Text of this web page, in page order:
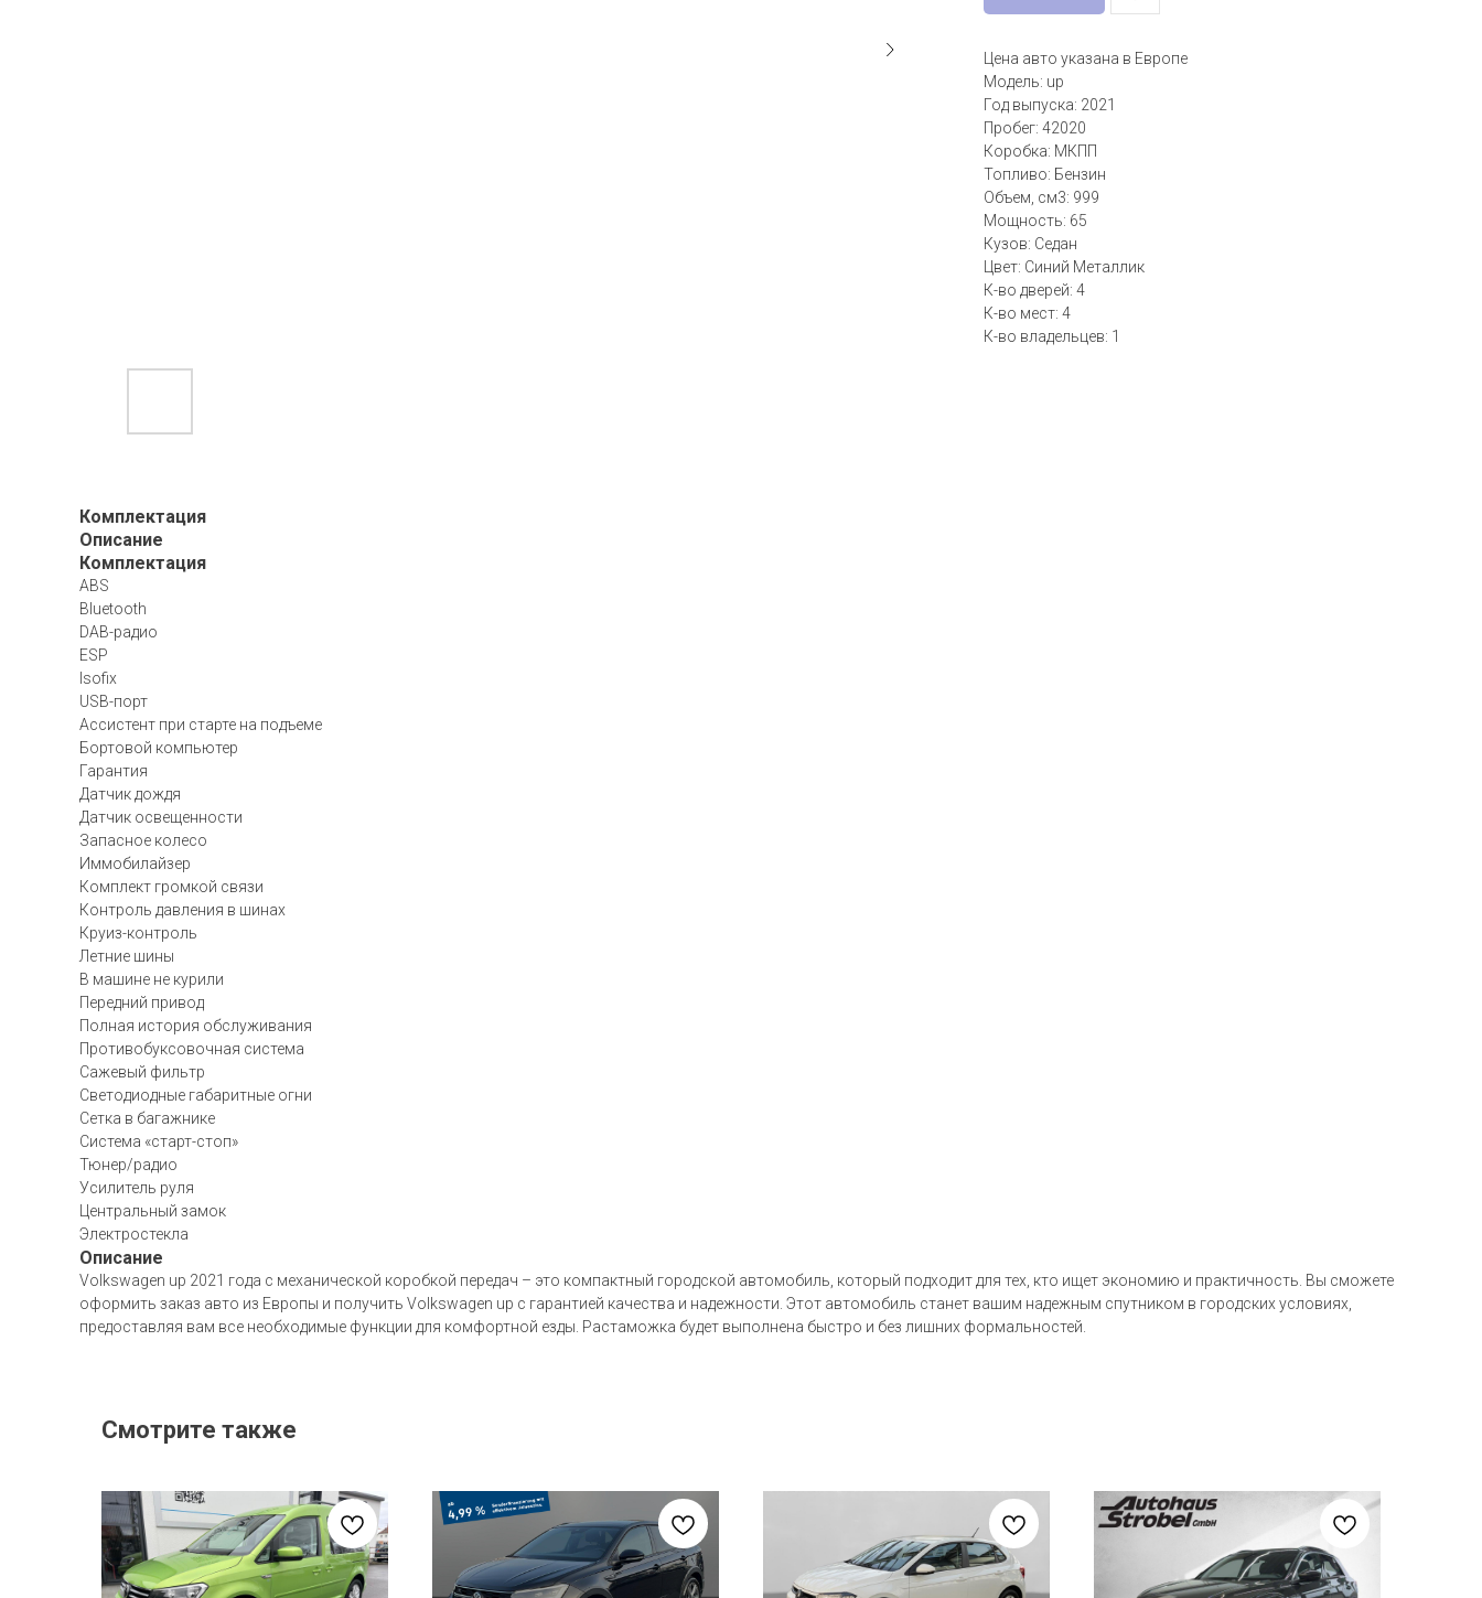
Цена авто указана в Европе
Модель: up
Год выпуска: 2021
Пробег: 42020
Коробка: МКПП
Топливо: Бензин
Объем, см3: 999
Мощность: 65
Кузов: Седан
Цвет: Синий Металлик
К-во дверей: 4
К-во мест: 4
К-во владельцев: 1
Комплектация
Описание
Комплектация
ABS
Bluetooth
DAB-радио
ESP
Isofix
USB-порт
Ассистент при старте на подъеме
Бортовой компьютер
Гарантия
Датчик дождя
Датчик освещенности
Запасное колесо
Иммобилайзер
Комплект громкой связи
Контроль давления в шинах
Круиз-контроль
Летние шины
В машине не курили
Передний привод
Полная история обслуживания
Противобуксовочная система
Сажевый фильтр
Светодиодные габаритные огни
Сетка в багажнике
Система «старт-стоп»
Тюнер/радио
Усилитель руля
Центральный замок
Электростекла
Описание
Volkswagen up 2021 года с механической коробкой передач – это компактный городской автомобиль, который подходит для тех, кто ищет экономию и практичность. Вы сможете
оформить заказ авто из Европы и получить Volkswagen up с гарантией качества и надежности. Этот автомобиль станет вашим надежным спутником в городских условиях,
предоставляя вам все необходимые функции для комфортной езды. Растаможка будет выполнена быстро и без лишних формальностей.
Смотрите также